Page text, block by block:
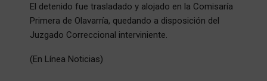
El detenido fue trasladado y alojado en la Comisaría
Primera de Olavarría, quedando a disposición del
Juzgado Correccional interviniente.
(En Línea Noticias)